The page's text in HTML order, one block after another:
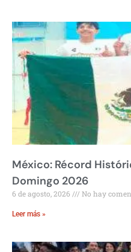
México: Récord
Domingo 2026
6 de agosto, 2026 No hay
Leer más »